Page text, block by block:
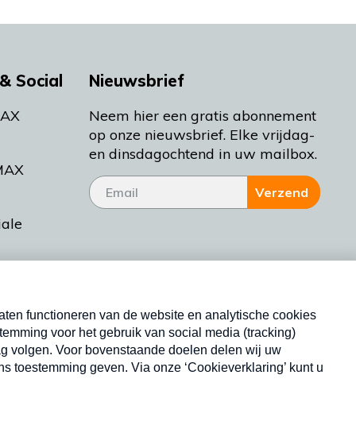
Social
Bakt
Nieuwsbrief
Neem hier een gratis abonnement
op onze nieuwsbrief. Elke vrijdag-
en dinsdagochtend in uw mailbox.
Verzend
Nieuwsbrief
Neem hier een gratis abonnement op onze